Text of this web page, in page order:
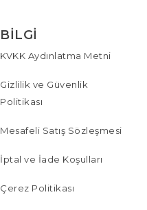
BILGI
KVKK Aydınlatma Metni
Gizlilik ve Güvenlik
Politikası
Mesafeli Satış Sözleşmesi
İptal ve İade Koşulları
Çerez Politikası